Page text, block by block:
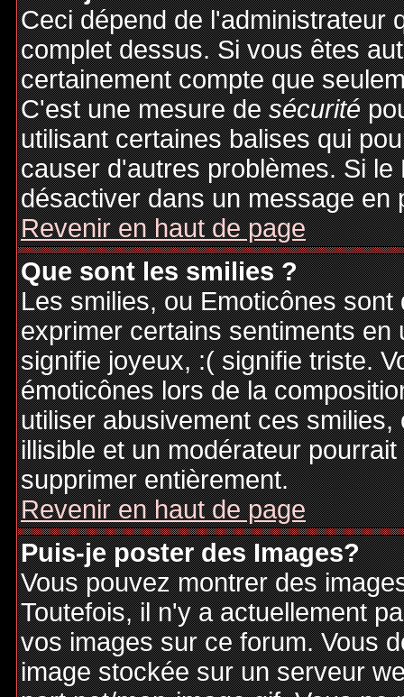
Ceci dépend de l'administrateur
complet dessus. Si vous êtes
certainement compte que
C'est une mesure desécurité
utilisant certaines balises qui
causer d'autres problèmes. Si
désactiver dans un message en
Revenir en haut de page
Que sont les smilies ?
Les smilies, ou Emoticônes
exprimer certains sentiments
signifie joyeux, :( signifie triste.
émoticônes lors de la
utiliser abusivement ces
illisible et un modérateur
supprimer entièrement.
Revenir en haut de page
Puis-je poster des Images?
Vous pouvez montrer des
Toutefois, il n'y a actuellement
vos images sur ce forum. Vous
image stockée sur un serveur